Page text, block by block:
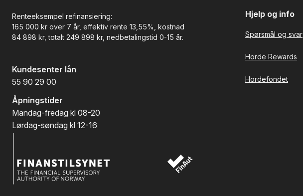
Renteeksempel refinansiering:
165 000 kr over 7 år, effektiv rente 13,55%, kostnad
84 898 kr, totalt 249 898 kr, nedbetalingstid 0-15 år.
Kundesenter lån
55 90 29 00
Åpningstider
Mandag-fredag kl 08-20
Lørdag-søndag kl 12-16
Hjelp og info
Spørsmål og svar
Horde Rewards
Hordefondet